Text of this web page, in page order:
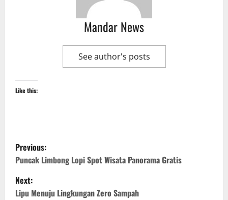
Mandar News
See author's posts
Like this:
P
o
s
Previous:
Puncak Limbong Lopi Spot Wisata Panorama Gratis
Next:
Lipu Menuju Lingkungan Zero Sampah